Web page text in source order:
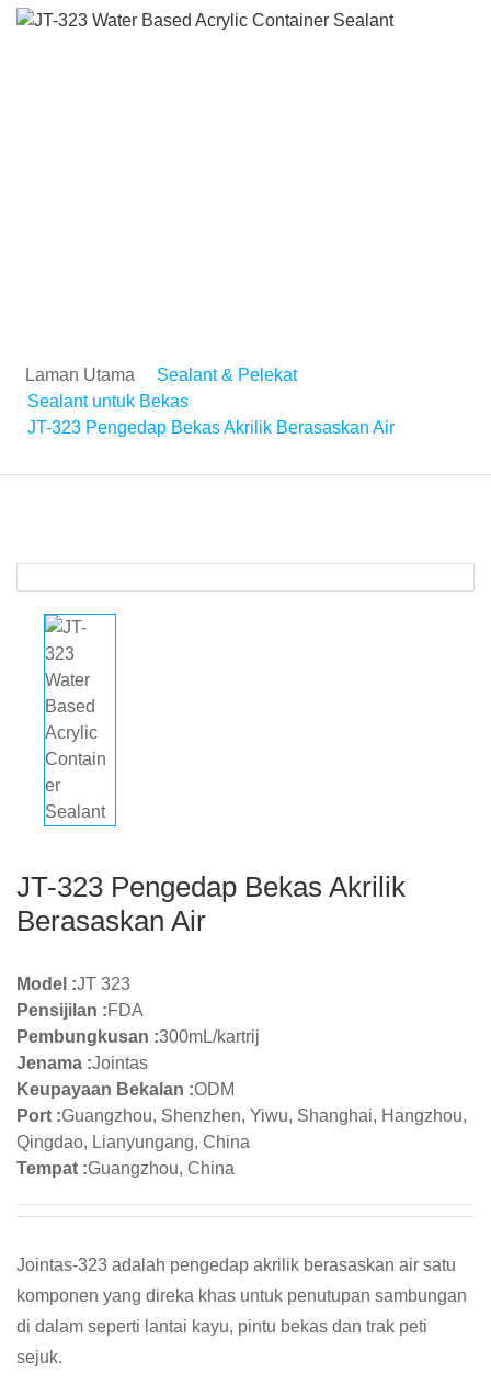
Laman Utama
Sealant & Pelekat
Sealant untuk Bekas
JT-323 Pengedap Bekas Akrilik Berasaskan Air
JT-323 Pengedap Bekas Akrilik
Berasaskan Air
Model :JT 323
Pensijilan :FDA
Pembungkusan :300mL/kartrij
Jenama :Jointas
Keupayaan Bekalan :ODM
Port :Guangzhou, Shenzhen, Yiwu, Shanghai, Hangzhou,
Qingdao, Lianyungang, China
Tempat :Guangzhou, China
Jointas-323 adalah pengedap akrilik berasaskan air satu
komponen yang direka khas untuk penutupan sambungan
di dalam seperti lantai kayu, pintu bekas dan trak peti
sejuk.